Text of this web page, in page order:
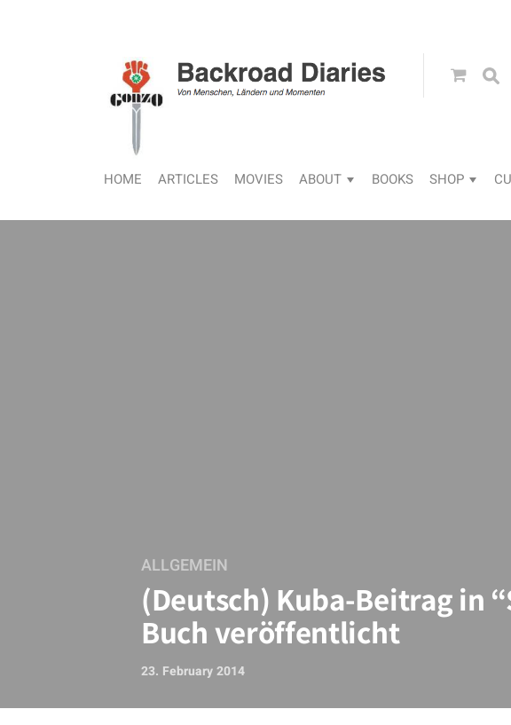
HOME ARTICLES MOVIES ABOUT BOOKS SHOP
ALLGEMEIN
(Deutsch) Kuba-Beitrag in
Buch veröffentlicht
23. February 2014